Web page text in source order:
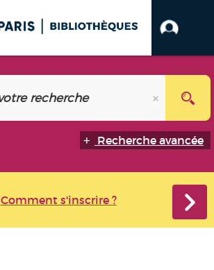
Recherche avancée
Comment s'inscrire ?